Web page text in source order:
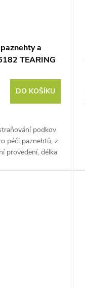
a
TEARING
DO KOŠÍKU
podkov
péči paznehtů, z
provedení, délka